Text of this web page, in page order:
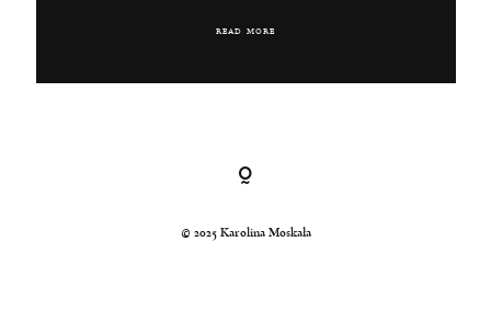
READ MORE
© 2025 Karolina Moskała